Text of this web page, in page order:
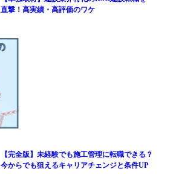
直撃！高実績・高評価のワケ
【完全版】未経験でも施工管理に転職できる？
今からでも狙えるキャリアチェンジと条件UP